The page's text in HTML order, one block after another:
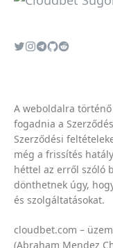
A weboldalra
fogadnia a
Szerződési
még a frissítés
héttel az erről szóló
dönthetnek úgy,
és szolgáltatásokat.
cloudbet.com –
(Abraham Mendez